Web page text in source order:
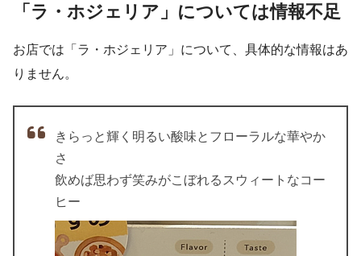
「ラ・ホジェリア」については情報不足
お店では「ラ・ホジェリア」について、具体的な情報はあ
りません。
きらっと輝く明るい酸味とフローラルな華やか
さ
飲めば思わず笑みがこぼれるスウィートなコー
ヒー